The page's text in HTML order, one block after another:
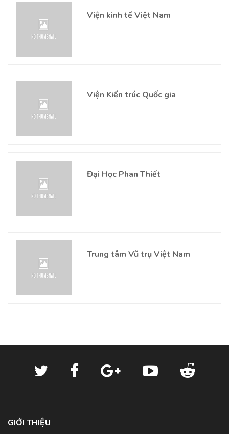
Viện kinh tế Việt Nam
Viện Kiến trúc Quốc gia
Đại Học Phan Thiết
Trung tâm Vũ trụ Việt Nam
GIỚI THIỆU